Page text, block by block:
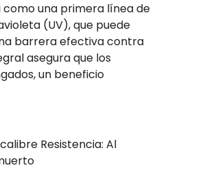
como una primera línea de
(UV), que puede
barrera efectiva contra
asegura que los
un beneficio
Resistencia: Al